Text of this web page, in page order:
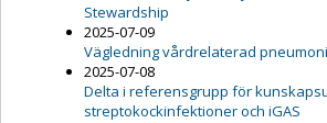
Stewardship
2025-07-09
Vägledning vårdrelaterad
2025-07-08
Delta i referensgrupp för
streptokockinfektioner och iGAS